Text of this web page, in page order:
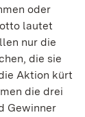
oder
lautet
nur die
die sie
Aktion kürt
die drei
Gewinner